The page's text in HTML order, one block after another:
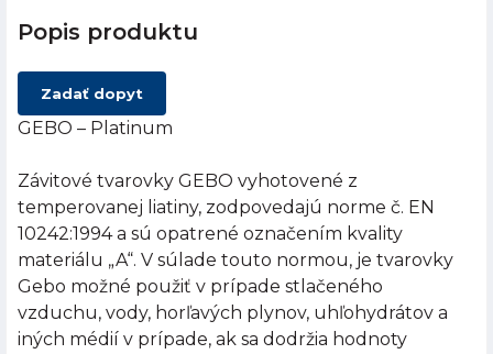
Popis produktu
Zadať dopyt
GEBO – Platinum
Závitové tvarovky GEBO vyhotovené z
temperovanej liatiny, zodpovedajú norme č. EN
10242:1994 a sú opatrené označením kvality
materiálu „A“. V súlade touto normou, je tvarovky
Gebo možné použiť v prípade stlačeného
vzduchu, vody, horľavých plynov, uhľohydrátov a
iných médií v prípade, ak sa dodržia hodnoty